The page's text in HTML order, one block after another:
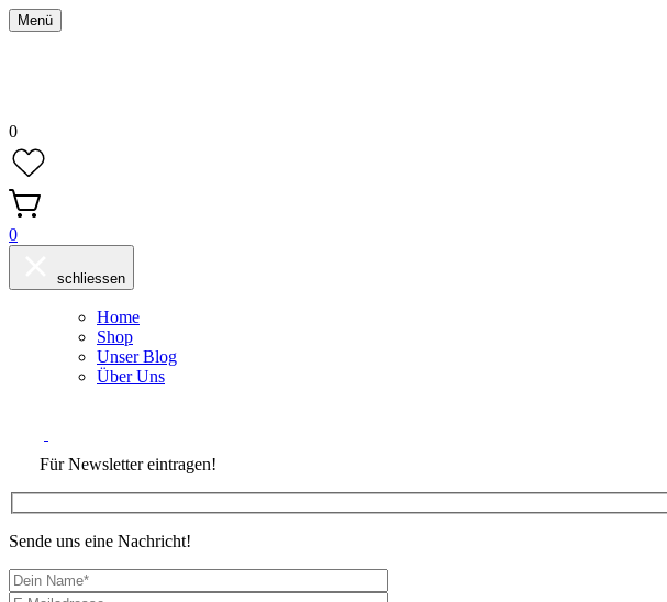
Menü
0
0
schliessen
Home
Shop
Unser Blog
Über Uns
Für Newsletter eintragen!
Sende uns eine Nachricht!